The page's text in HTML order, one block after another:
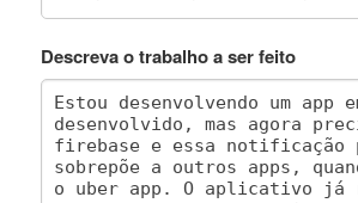
Descreva o trabalho a ser feito